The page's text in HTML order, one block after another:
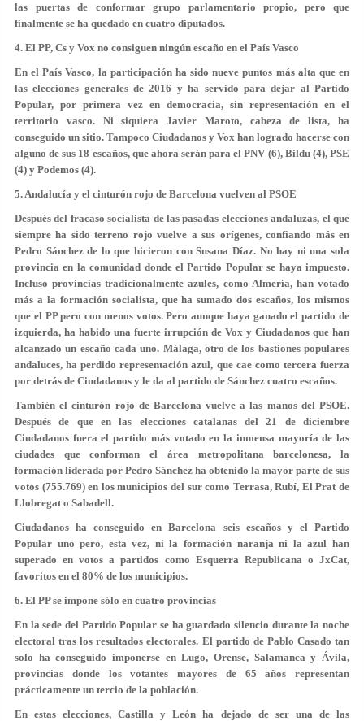
las puertas de conformar grupo parlamentario propio, pero que
finalmente se ha quedado en cuatro diputados.
4. El PP, Cs y Vox no consiguen ningún escaño en el País Vasco
En el País Vasco, la participación ha sido nueve puntos más alta que en
las elecciones generales de 2016 y ha servido para dejar al Partido
Popular, por primera vez en democracia, sin representación en el
territorio vasco. Ni siquiera Javier Maroto, cabeza de lista, ha
conseguido un sitio. Tampoco Ciudadanos y Vox han logrado hacerse con
alguno de sus 18 escaños, que ahora serán para el PNV (6), Bildu (4), PSE
(4) y Podemos (4).
5. Andalucía y el cinturón rojo de Barcelona vuelven al PSOE
Después del fracaso socialista de las pasadas elecciones andaluzas, el que
siempre ha sido terreno rojo vuelve a sus orígenes, confiando más en
Pedro Sánchez de lo que hicieron con Susana Díaz. No hay ni una sola
provincia en la comunidad donde el Partido Popular se haya impuesto.
Incluso provincias tradicionalmente azules, como Almería, han votado
más a la formación socialista, que ha sumado dos escaños, los mismos
que el PP pero con menos votos. Pero aunque haya ganado el partido de
izquierda, ha habido una fuerte irrupción de Vox y Ciudadanos que han
alcanzado un escaño cada uno. Málaga, otro de los bastiones populares
andaluces, ha perdido representación azul, que cae como tercera fuerza
por detrás de Ciudadanos y le da al partido de Sánchez cuatro escaños.
También el cinturón rojo de Barcelona vuelve a las manos del PSOE.
Después de que en las elecciones catalanas del 21 de diciembre
Ciudadanos fuera el partido más votado en la inmensa mayoría de las
ciudades que conforman el área metropolitana barcelonesa, la
formación liderada por Pedro Sánchez ha obtenido la mayor parte de sus
votos (755.769) en los municipios del sur como Terrasa, Rubí, El Prat de
Llobregat o Sabadell.
Ciudadanos ha conseguido en Barcelona seis escaños y el Partido
Popular uno pero, esta vez, ni la formación naranja ni la azul han
superado en votos a partidos como Esquerra Republicana o JxCat,
favoritos en el 80% de los municipios.
6. El PP se impone sólo en cuatro provincias
En la sede del Partido Popular se ha guardado silencio durante la noche
electoral tras los resultados electorales. El partido de Pablo Casado tan
solo ha conseguido imponerse en Lugo, Orense, Salamanca y Ávila,
provincias donde los votantes mayores de 65 años representan
prácticamente un tercio de la población.
En estas elecciones, Castilla y León ha dejado de ser una de las